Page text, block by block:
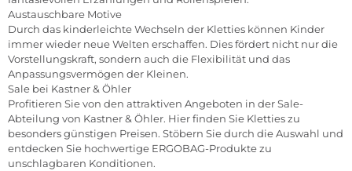
Austauschbare Motive
Durch das kinderleichte Wechseln der Kletties können Kinder
immer wieder neue Welten erschaffen. Dies fördert nicht nur die
Vorstellungskraft, sondern auch die Flexibilität und das
Anpassungsvermögen der Kleinen.
Sale bei Kastner & Öhler
Profitieren Sie von den attraktiven Angeboten in der Sale-
Abteilung von Kastner & Öhler. Hier finden Sie Kletties zu
besonders günstigen Preisen. Stöbern Sie durch die Auswahl und
entdecken Sie hochwertige ERGOBAG-Produkte zu
unschlagbaren Konditionen.